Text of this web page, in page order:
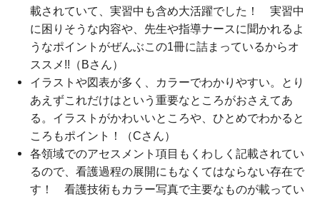
載されていて、実習中も含め大活躍でした！ 実習中
に困りそうな内容や、先生や指導ナースに聞かれるよ
うなポイントがぜんぶこの1冊に詰まっているからオ
ススメ!!（Bさん）
イラストや図表が多く、カラーでわかりやすい。とり
あえずこれだけはという重要なところがおさえてあ
る。イラストがかわいいところや、ひとめでわかると
ころもポイント！（Cさん）
各領域でのアセスメント項目もくわしく記載されてい
るので、看護過程の展開にもなくてはならない存在で
す！ 看護技術もカラー写真で主要なものが載ってい